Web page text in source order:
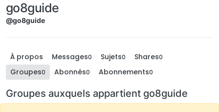
go8guide
@go8guide
À propos Messages0 Sujets0 Shares0
Groupes0 Abonnés0 Abonnements0
Groupes auxquels appartient go8guide